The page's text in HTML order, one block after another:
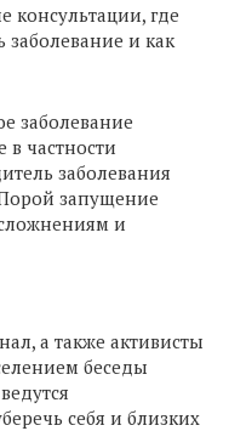
консультации, где
и как
заболевание
в частности
заболевания
запущение
и
а также активисты
беседы
себя и близких